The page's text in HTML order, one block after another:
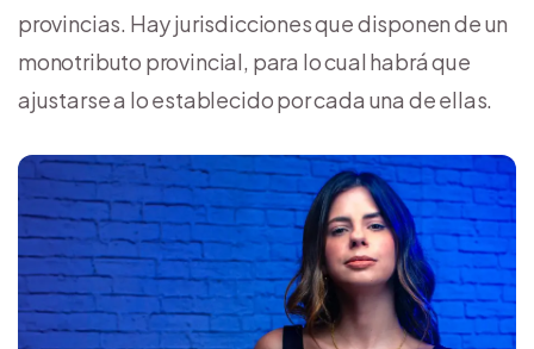
provincias. Hay jurisdicciones que disponen de un
monotributo provincial, para lo cual habrá que
ajustarse a lo establecido por cada una de ellas.